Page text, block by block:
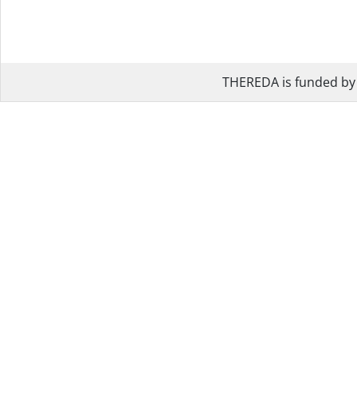
THEREDA is funded